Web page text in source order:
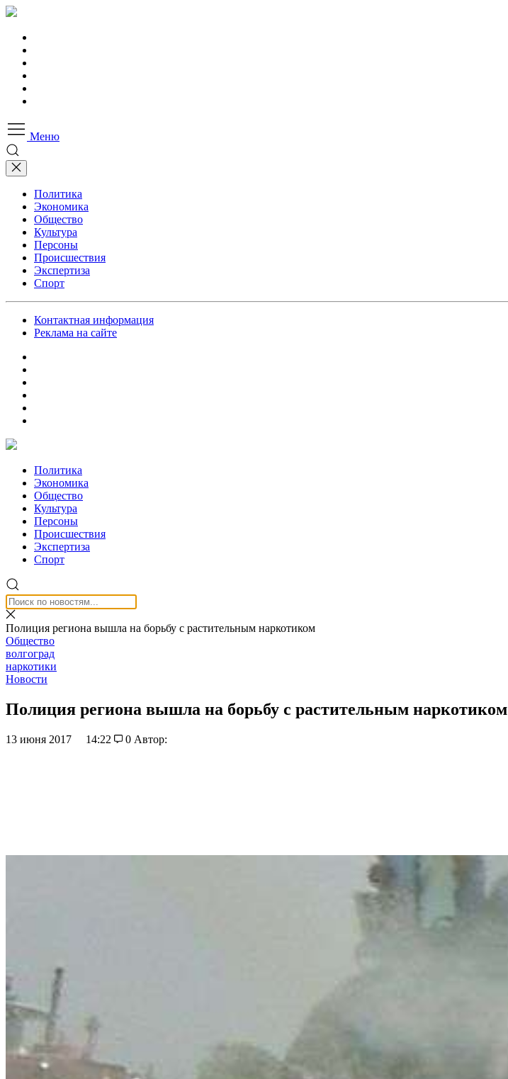
Меню
Политика
Экономика
Общество
Культура
Персоны
Происшествия
Экспертиза
Спорт
Контактная информация
Реклама на сайте
Политика
Экономика
Общество
Культура
Персоны
Происшествия
Экспертиза
Спорт
Полиция региона вышла на борьбу с растительным наркотиком
Общество
волгоград
наркотики
Новости
Полиция региона вышла на борьбу с растительным наркотиком
13 июня 2017 14:22 0 Автор: